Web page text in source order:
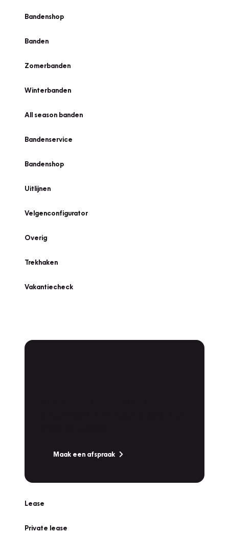
Bandenshop
Banden
Zomerbanden
Winterbanden
All season banden
Bandenservice
Bandenshop
Uitlijnen
Velgenconfigurator
Overig
Trekhaken
Vakantiecheck
Maak een afspraak
Lease
Private lease